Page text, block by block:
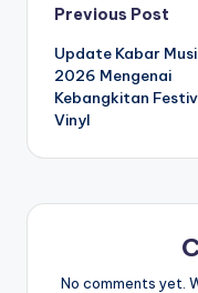
Post
Previous Post
Update Kabar
2026 Mengenai
Kebangkitan
Vinyl
No comments yet.